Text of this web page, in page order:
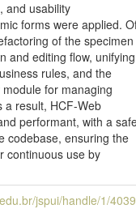
and usability
forms were applied.
of the specimen
and editing flow, unifying
rules, and the
for managing
a result, HCF-Web
performant, with a
codebase, ensuring the
continuous use by
jspui/handle/1/